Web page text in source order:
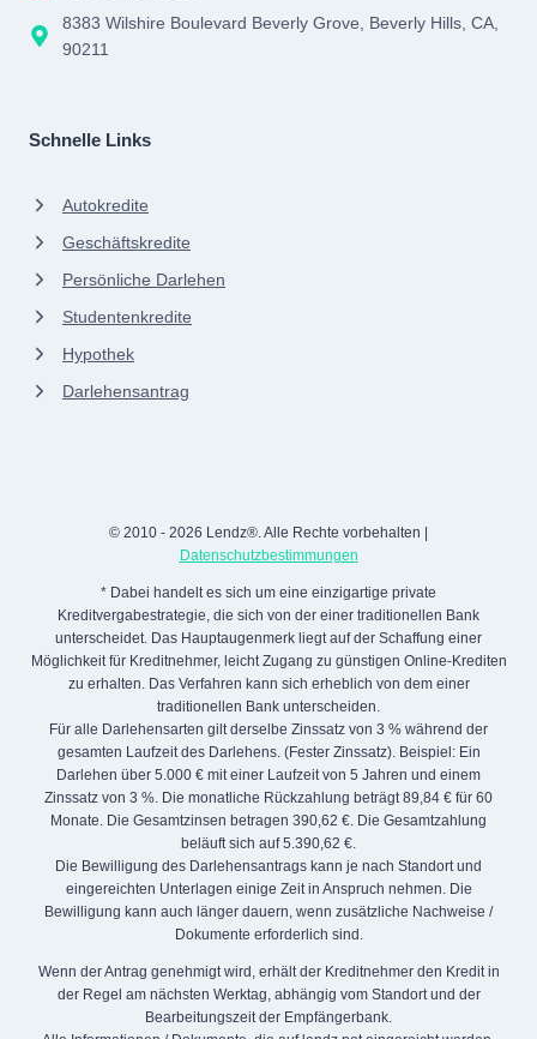
8383 Wilshire Boulevard Beverly Grove, Beverly Hills, CA,
90211
Schnelle Links
Autokredite
Geschäftskredite
Persönliche Darlehen
Studentenkredite
Hypothek
Darlehensantrag
© 2010 - 2026 Lendz®. Alle Rechte vorbehalten |
Datenschutzbestimmungen
* Dabei handelt es sich um eine einzigartige private
Kreditvergabestrategie, die sich von der einer traditionellen Bank
unterscheidet. Das Hauptaugenmerk liegt auf der Schaffung einer
Möglichkeit für Kreditnehmer, leicht Zugang zu günstigen Online-Krediten
zu erhalten. Das Verfahren kann sich erheblich von dem einer
traditionellen Bank unterscheiden.
Für alle Darlehensarten gilt derselbe Zinssatz von 3 % während der
gesamten Laufzeit des Darlehens. (Fester Zinssatz). Beispiel: Ein
Darlehen über 5.000 € mit einer Laufzeit von 5 Jahren und einem
Zinssatz von 3 %. Die monatliche Rückzahlung beträgt 89,84 € für 60
Monate. Die Gesamtzinsen betragen 390,62 €. Die Gesamtzahlung
beläuft sich auf 5.390,62 €.
Die Bewilligung des Darlehensantrags kann je nach Standort und
eingereichten Unterlagen einige Zeit in Anspruch nehmen. Die
Bewilligung kann auch länger dauern, wenn zusätzliche Nachweise /
Dokumente erforderlich sind.
Wenn der Antrag genehmigt wird, erhält der Kreditnehmer den Kredit in
der Regel am nächsten Werktag, abhängig vom Standort und der
Bearbeitungszeit der Empfängerbank.